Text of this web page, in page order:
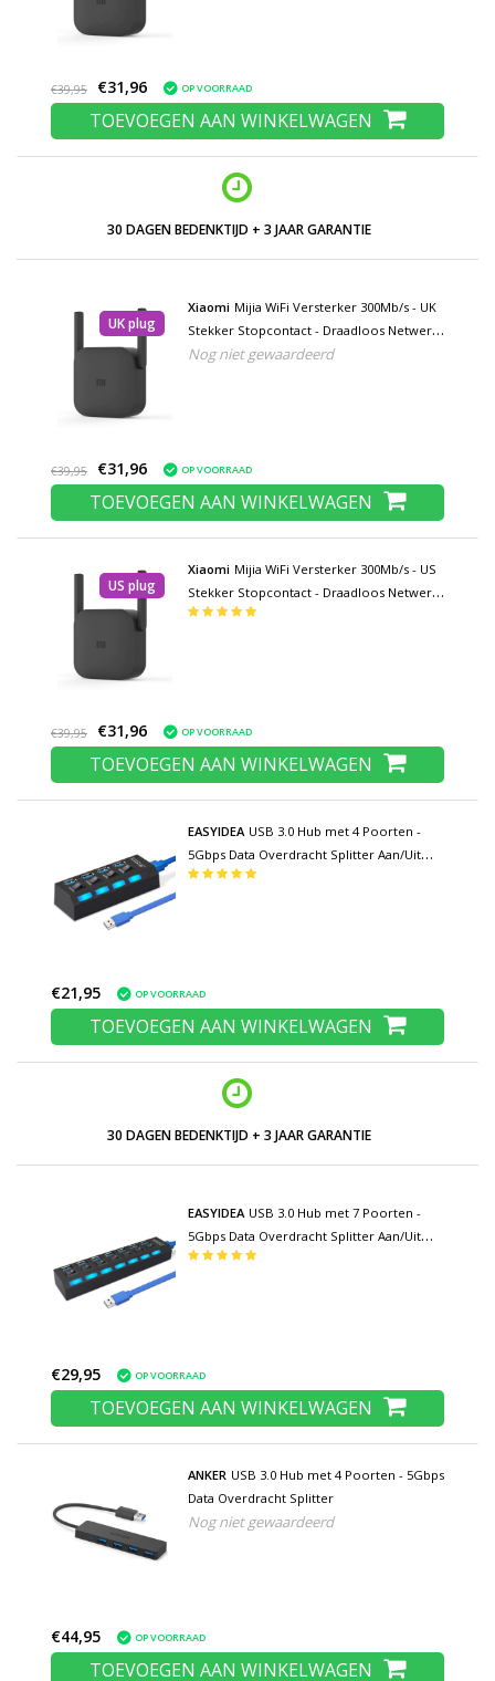
€39,95 €31,96 OP VOORRAAD
TOEVOEGEN AAN WINKELWAGEN
LAGE PRIJZEN EN RUIM ASSORTIMENT
UK plug
Xiaomi Mijia WiFi Versterker 300Mb/s - UK
Stekker Stopcontact - Draadloos Netwerk
Internet Wireless Repeater 802.11N
Nog niet gewaardeerd
€39,95 €31,96 OP VOORRAAD
TOEVOEGEN AAN WINKELWAGEN
US plug
Xiaomi Mijia WiFi Versterker 300Mb/s - US
Stekker Stopcontact - Draadloos Netwerk
Internet Wireless Repeater 802.11N
€39,95 €31,96 OP VOORRAAD
TOEVOEGEN AAN WINKELWAGEN
EASYIDEA USB 3.0 Hub met 4 Poorten -
5Gbps Data Overdracht Splitter Aan/Uit
Schakelaar
€21,95 OP VOORRAAD
TOEVOEGEN AAN WINKELWAGEN
LAGE PRIJZEN EN RUIM ASSORTIMENT
EASYIDEA USB 3.0 Hub met 7 Poorten -
5Gbps Data Overdracht Splitter Aan/Uit
Schakelaar
€29,95 OP VOORRAAD
TOEVOEGEN AAN WINKELWAGEN
ANKER USB 3.0 Hub met 4 Poorten - 5Gbps
Data Overdracht Splitter
Nog niet gewaardeerd
€44,95 OP VOORRAAD
TOEVOEGEN AAN WINKELWAGEN